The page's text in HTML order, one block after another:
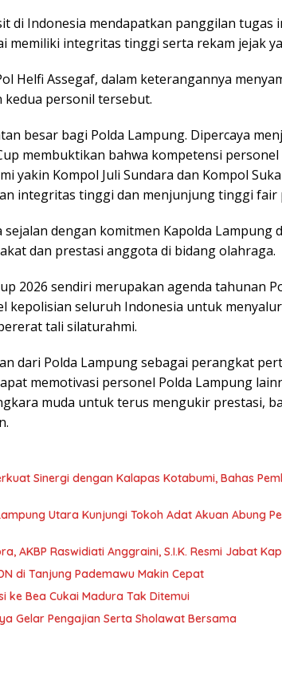
di Indonesia mendapatkan panggilan tugas
memiliki integritas tinggi serta rekam jejak
Helfi Assegaf, dalam keterangannya
personil tersebut.
besar bagi Polda Lampung. Dipercaya
membuktikan bahwa kompetensi
yakin Kompol Juli Sundara dan Kompol
integritas tinggi dan menjunjung tinggi fair
dengan komitmen Kapolda Lampung
dan prestasi anggota di bidang olahraga.
2026 sendiri merupakan agenda tahunan
kepolisian seluruh Indonesia untuk
tali silaturahmi.
dari Polda Lampung sebagai perangkat
memotivasi personel Polda Lampung
muda untuk terus mengukir prestasi,
Sinergi dengan Kalapas Kotabumi, Bahas
Utara Kunjungi Tokoh Adat Akuan Abung
AKBP Raswidiati Anggraini, S.I.K. Resmi Jabat
di Tanjung Pademawu Makin Cepat
ke Bea Cukai Madura Tak Ditemui
Gelar Pengajian Serta Sholawat Bersama